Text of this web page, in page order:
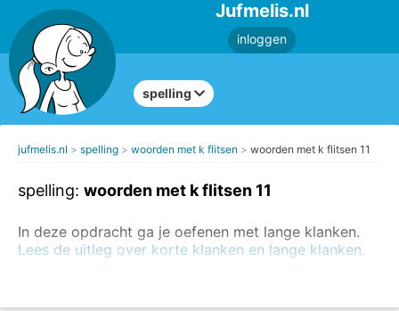
Jufmelis.nl
inloggen
spelling
jufmelis.nl spelling woorden met k flitsen woorden met k flitsen 11
spelling: woorden met k flitsen 11
In deze opdracht ga je oefenen met lange klanken.
Lees de uitleg over korte klanken en lange klanken.